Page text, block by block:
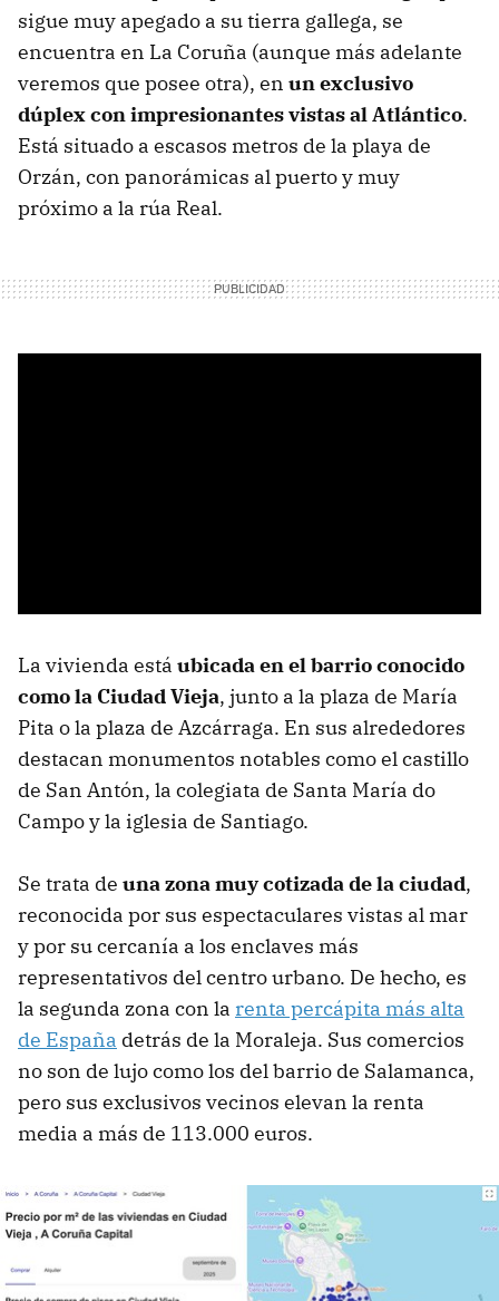
sigue muy apegado a su tierra gallega, se
encuentra en La Coruña (aunque más adelante
veremos que posee otra), en un exclusivo
dúplex con impresionantes vistas al Atlántico.
Está situado a escasos metros de la playa de
Orzán, con panorámicas al puerto y muy
próximo a la rúa Real.
La vivienda está ubicada en el barrio conocido
como la Ciudad Vieja, junto a la plaza de María
Pita o la plaza de Azcárraga. En sus alrededores
destacan monumentos notables como el castillo
de San Antón, la colegiata de Santa María do
Campo y la iglesia de Santiago.
Se trata de una zona muy cotizada de la ciudad,
reconocida por sus espectaculares vistas al mar
y por su cercanía a los enclaves más
representativos del centro urbano. De hecho, es
la segunda zona con la renta percápita más alta
de España detrás de la Moraleja. Sus comercios
no son de lujo como los del barrio de Salamanca,
pero sus exclusivos vecinos elevan la renta
media a más de 113.000 euros.